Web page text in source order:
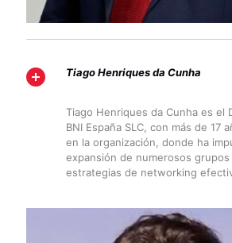
Tiago Henriques da Cunha
Tiago Henriques da Cunha es el
BNI España SLC, con más de 17
en la organización, donde ha
expansión de numerosos
estrategias de networking